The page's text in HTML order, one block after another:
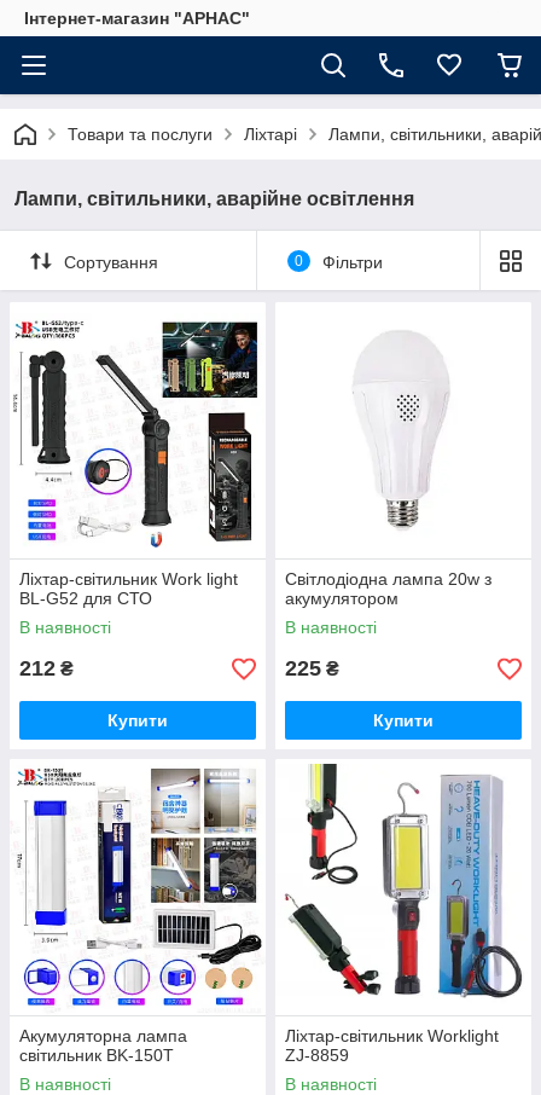
Інтернет-магазин "АРНАС"
Товари та послуги Ліхтарі Лампи, світильники,
Лампи, світильники, аварійне освітлення
Сортування 0 Фільтри
Ліхтар-світильник Work light
BL-G52 для СТО
В наявності
212 ₴
Купити
Світлодіодна лампа 20w з
акумулятором
В наявності
225 ₴
Купити
Акумуляторна лампа
світильник BK-150T
В наявності
Ліхтар-світильник Worklight
ZJ-8859
В наявності